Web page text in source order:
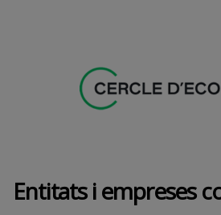
Entitats i empreses